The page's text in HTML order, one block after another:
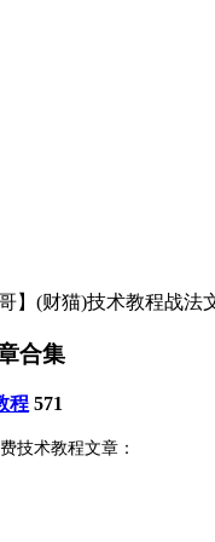
】(财猫)技术教程战法
合集
程 571
技术教程文章：